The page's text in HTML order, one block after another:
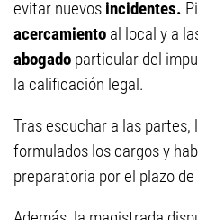
evitar nuevos incidentes.
acercamiento al local y a
abogado particular del
la calificación legal.
Tras escuchar a las partes,
formulados los cargos y
preparatoria por el plazo de